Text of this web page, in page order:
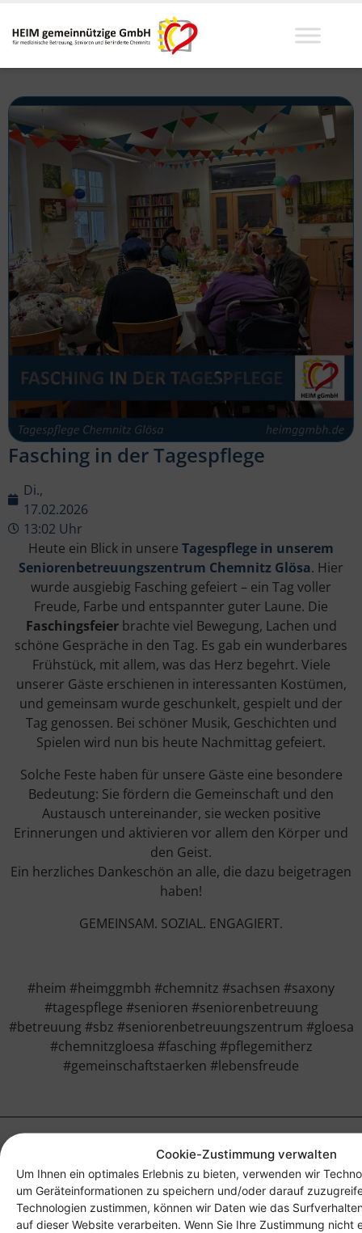
Cookie-Zustimmung verwalten
Um Ihnen ein optimales Erlebnis zu bieten, verwenden wir
um Geräteinformationen zu speichern und/oder darauf
Technologien zustimmen, können wir Daten wie das
auf dieser Website verarbeiten. Wenn Sie Ihre Zustimmung nicht
Fasching in der Tagespflege
Di.,
17.02.2026
13:02 Uhr
Heute ein Blick in unsere Tagespflege in unserem
Seniorenbetreuungszentrum Chemnitz Glösa. Hier
wurde ausgiebig Fasching gefeiert – ein Tag voller
Freude, Farbe und entspannter guter Laune. Die
Faschingsfeierbrachte viel Bewegung, Lachen und
schöne Gespräche in den Tag. Es gab ein wunderbares
Frühstück, mit allem, was das Herz begehrt. Viele
unserer Gäste erschienen in interessanten Kostümen,
und gemeinsam wurde geschunkelt, gespielt und der
Tag genossen. Bei schöner Musik, Geschichten und
Spielen wird nun bis heute Nachmittag gefeiert.
Solche Feste haben für unsere Gäste eine besondere
Bedeutung: Sie fördern die Gemeinschaft und den
Austausch untereinander, sie wecken positive
Erinnerungen und aktivieren vor allem den Körper und
den Geist.
Ein herzliches Dankeschön an alle, die dazu beigetragen
haben!
GEMEINSAM. SOZIAL. ENGAGIERT.
#heim #heimggmbh #chemnitz #sachsen #saxony
#tagespflege #senioren #seniorenbetreuung
#betreuung #sbz #seniorenbetreuungszentrum #gloesa
#chemnitzgloesa #fasching #pflegemitherz
#gemeinschaftstaerken #lebensfreude